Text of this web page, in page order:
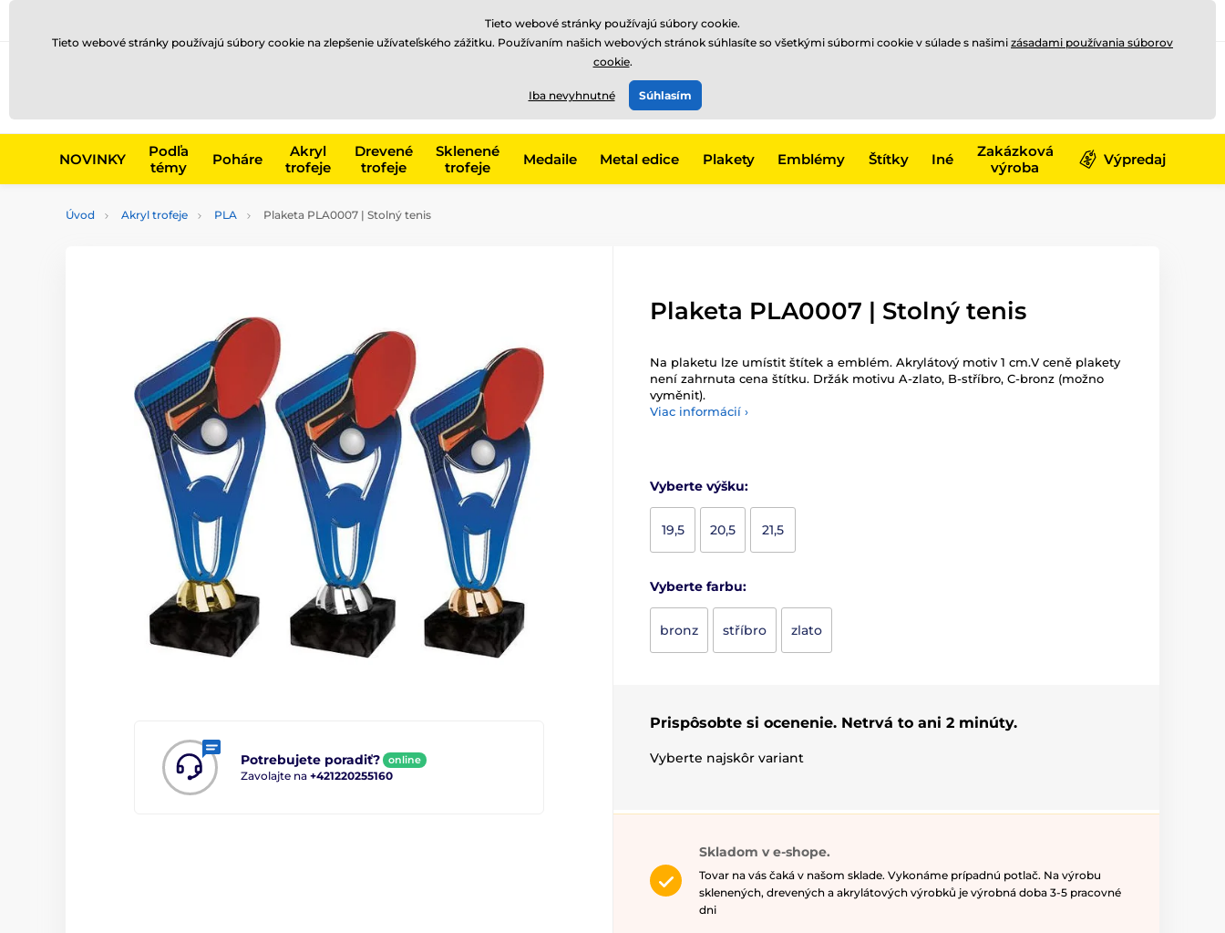
EUR
+421220255160
NOVINKY
Podľa
témy
Poháre
Akryl
trofeje
Drevené
trofeje
Sklenené
trofeje
Medaile Metal edice Plakety Emblémy Štítky Iné
Zakázková
výroba
Výpredaj
Úvod Akryl trofeje PLA Plaketa PLA0007 | Stolný tenis
Potrebujete poradiť? online
Zavolajte na +421220255160
Plaketa PLA0007 | Stolný tenis
Na plaketu lze umístit štítek a emblém. Akrylátový motiv 1 cm.V ceně plakety
není zahrnuta cena štítku. Držák motivu A-zlato, B-stříbro, C-bronz (možno
vyměnit).
Viac informácií ›
Vyberte výšku:
19,5 20,5 21,5
Vyberte farbu:
bronz stříbro zlato
Prispôsobte si ocenenie. Netrvá to ani 2 minúty.
Vyberte najskôr variant
Skladom v e-shope.
Tovar na vás čaká v našom sklade. Vykonáme prípadnú potlač. Na výrobu
sklenených, drevených a akrylátových výrobků je výrobná doba 3-5 pracovné
dni
Tieto webové stránky používajú súbory cookie.
Tieto webové stránky používajú súbory cookie na zlepšenie užívateľského zážitku. Používaním našich webových stránok súhlasíte so všetkými súbormi cookie v súlade s našimi zásadami používania súborov
cookie.
Iba nevyhnutné Súhlasím